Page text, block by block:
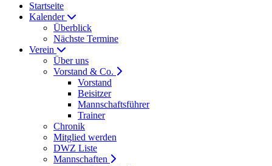
Startseite
Kalender
Überblick
Nächste Termine
Verein
Über uns
Vorstand & Co.
Vorstand
Beisitzer
Mannschaftsführer
Trainer
Chronik
Mitglied werden
DWZ Liste
Mannschaften